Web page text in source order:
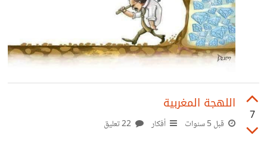
7
اللهجة المغربية
قبل 5 سنوات أفكار